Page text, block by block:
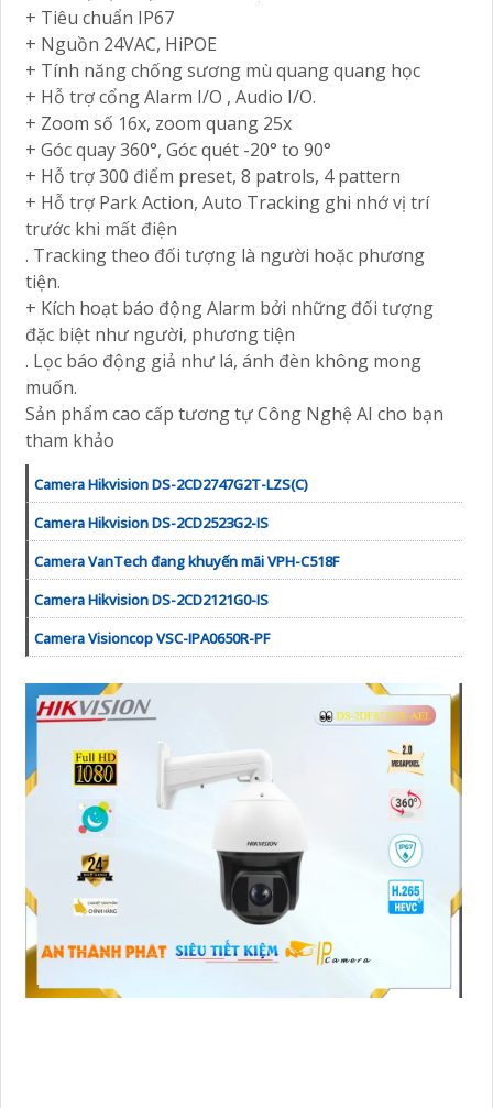
+ Tiêu chuẩn IP67
+ Nguồn 24VAC, HiPOE
+ Tính năng chống sương mù quang quang học
+ Hỗ trợ cổng Alarm I/O , Audio I/O.
+ Zoom số 16x, zoom quang 25x
+ Góc quay 360°, Góc quét -20° to 90°
+ Hỗ trợ 300 điểm preset, 8 patrols, 4 pattern
+ Hỗ trợ Park Action, Auto Tracking ghi nhớ vị trí
trước khi mất điện
. Tracking theo đối tượng là người hoặc phương
tiện.
+ Kích hoạt báo động Alarm bởi những đối tượng
đặc biệt như người, phương tiện
. Lọc báo động giả như lá, ánh đèn không mong
muốn.
Sản phẩm cao cấp tương tự Công Nghệ AI cho bạn
tham khảo
Camera Hikvision DS-2CD2747G2T-LZS(C)
Camera Hikvision DS-2CD2523G2-IS
Camera VanTech đang khuyến mãi VPH-C518F
Camera Hikvision DS-2CD2121G0-IS
Camera Visioncop VSC-IPA0650R-PF